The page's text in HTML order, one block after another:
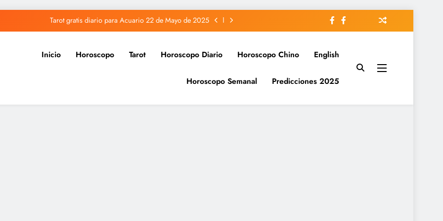
Tarot gratis diario para Acuario 22 de Mayo de 2025
Tarot gratis diario para Sagitario 22 de Mayo de 2025
Tarot gratis diario para Piscis 22 de Mayo de 2025
Tarot gratis diario para Acuario 22 de Mayo de 2025
Inicio Horoscopo Tarot Horoscopo Diario Horoscopo Chino English
Horoscopo Semanal Predicciones 2025